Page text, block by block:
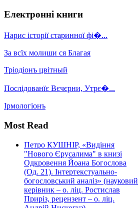
Електронні книги
Нарис історії старинної фі�...
За всїх молиши ся Благая
Тріодіонъ цвітный
Послідованїє Вєчєрни, Утрє�...
Ірмологіонъ
Most Read
Петро КУШНІР, «Видіння
"Нового Єрусалима" в книзі
Одкровення Йоана Богослова
(Од. 21). Інтертекстуально-
богословський аналіз» (науковий
керівник – о. ліц. Ростислав
Приріз, рецензент – о. ліц.